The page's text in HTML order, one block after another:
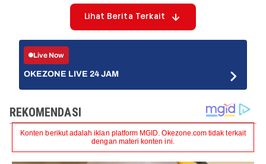
Lihat Berita Terkait
Live Now
OKEZONE LIVE 24 JAM